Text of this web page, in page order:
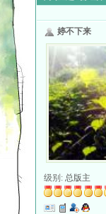
婷不下来
级别: 总版主